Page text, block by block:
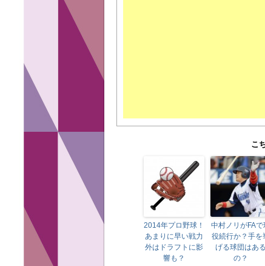
こ
2014年プロ野球！
あまりに早い戦力
外はドラフトに影
響も？
中村ノリがFAで
役続行か？手を
げる球団はある
の？